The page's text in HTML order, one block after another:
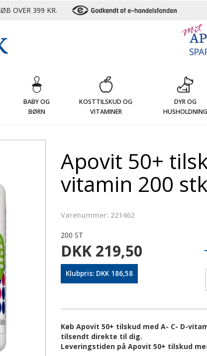
OVER 399 KR.
BABY OG
BØRN
KOSTTILSKUD OG
VITAMINER
DYR OG
HUSHOLDNING
Apovit 50+
vitamin 200
Varenummer: 221462
200 ST
DKK 219,50
Klubpris: DKK 186,58
Køb Apovit 50+ tilskud med A- C- D-
tilsendt direkte til dig.
Leveringstiden på Apovit 50+ tilskud